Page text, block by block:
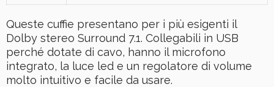
Queste cuffie presentano per i più esigenti il
Dolby stereo Surround 7.1. Collegabili in USB
perché dotate di cavo, hanno il microfono
integrato, la luce led e un regolatore di volume
molto intuitivo e facile da usare.